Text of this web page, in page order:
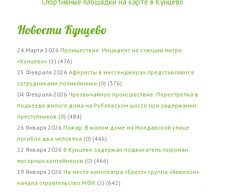
Новости Кунцево
24 Марта 2026 Проишествие: Инцидент на станции метро
«Кунцево» (1 ) (476)
25 Февраля 2026 Аферисты в мессенджерах представляются
сотрудниками поликлиники (0) (376)
04 Февраля 2026 Чрезвычайное происшествие: Перестрелка в
подъезде жилого дома на Рублевском шоссе при задержании
преступников (0) (484)
26 Января 2026 Пожар: В жилом доме на Молдавской улице
погибло два человека (0) (446)
22 Января 2026 В Кунцеве задержан поджигатель-пироман
мусорных контейнеров (0) (466)
19 Января 2026 На месте кинотеатра «Брест» группа «Аквилон»
начала строительство МФК (2) (642)